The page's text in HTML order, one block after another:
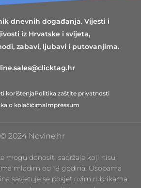
dnevnih događanja. Vijesti i
iz Hrvatske i svijeta,
zabavi, ljubavi i putovanjima.
korištenjaPolitika zaštite privatnosti
o kolačićimaImpressum
© 2024 Novine.hr
mogu donositi sadržaje koji nisu
mlađim od 18 godina. Osobama
savjetuje se posjet ovim rubrikama